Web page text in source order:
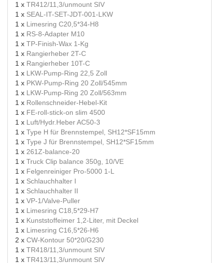
1 x TR412/11,3/unmount SIV
1 x SEAL-IT-SET-JDT-001-LKW
1 x Limesring C20,5*34-H8
1 x RS-8-Adapter M10
1 x TP-Finish-Wax 1-Kg
1 x Rangierheber 2T-C
1 x Rangierheber 10T-C
1 x LKW-Pump-Ring 22,5 Zoll
1 x PKW-Pump-Ring 20 Zoll/545mm
1 x LKW-Pump-Ring 20 Zoll/563mm
1 x Rollenschneider-Hebel-Kit
1 x FE-roll-stick-on slim 4500
1 x Luft/Hydr.Heber AC50-3
1 x Type H für Brennstempel, SH12*SF15mm
1 x Type J für Brennstempel, SH12*SF15mm
1 x 261Z-balance-20
1 x Truck Clip balance 350g, 10/VE
1 x Felgenreiniger Pro-5000 1-L
1 x Schlauchhalter I
1 x Schlauchhalter II
1 x VP-1/Valve-Puller
1 x Limesring C18,5*29-H7
1 x Kunststoffeimer 1,2-Liter, mit Deckel
1 x Limesring C16,5*26-H6
2 x CW-Kontour 50*20/G230
1 x TR418/11,3/unmount SIV
1 x TR413/11,3/unmount SIV